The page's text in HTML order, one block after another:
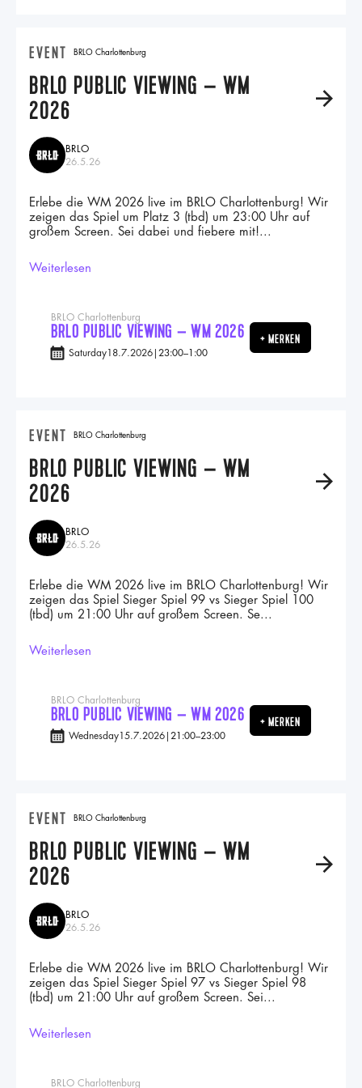
EVENT BRLO Charlottenburg
BRLO PUBLIC VIEWING – WM
2026 A
BRLO
26.5.26
Erlebe die WM 2026 live im BRLO Charlottenburg! Wir
zeigen das Spiel um Platz 3 (tbd) um 23:00 Uhr auf
großem Screen. Sei dabei und fiebere mit!‍...
Weiterlesen
BRLO Charlottenburg
BRLO PUBLIC VIEWING – WM 2026
Saturday18.7.2026 23:00–1:00
+ MERKEN
EVENT BRLO Charlottenburg
BRLO PUBLIC VIEWING – WM
2026 A
BRLO
26.5.26
Erlebe die WM 2026 live im BRLO Charlottenburg! Wir
zeigen das Spiel Sieger Spiel 99 vs Sieger Spiel 100
(tbd) um 21:00 Uhr auf großem Screen. Se...
Weiterlesen
BRLO Charlottenburg
BRLO PUBLIC VIEWING – WM 2026
Wednesday15.7.2026 21:00–23:00
+ MERKEN
EVENT BRLO Charlottenburg
BRLO PUBLIC VIEWING – WM
2026 A
BRLO
26.5.26
Erlebe die WM 2026 live im BRLO Charlottenburg! Wir
zeigen das Spiel Sieger Spiel 97 vs Sieger Spiel 98
(tbd) um 21:00 Uhr auf großem Screen. Sei...
Weiterlesen
BRLO Charlottenburg